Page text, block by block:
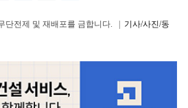
단전제 및 재배포를 금합니다. | 기사/사진/동